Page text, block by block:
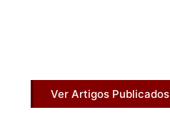
Ver Artigos Publicados